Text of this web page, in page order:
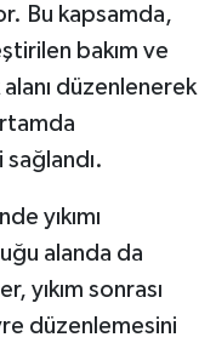
Bu kapsamda,
bakım ve
alanı düzenlenerek
yıkımı
alanda da
yıkım sonrası
düzenlemesini